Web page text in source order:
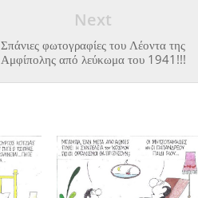
Next
Σπάνιες φωτογραφίες του Λέοντα της
Αμφίπολης από λεύκωμα του 1941!!!